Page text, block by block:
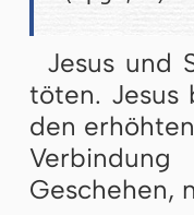
Jesus und
töten. Jesus
den
Geschehen,